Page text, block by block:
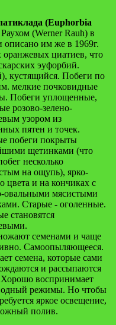
(Euphorbia
(Werner Rauh) в
описано им же в 1969г.
циатиев, что
эуфорбий.
кустящийся. Побеги по
мелкие почковидные
Побеги уплощенные,
розово-зелено-
узором из
пятен и точек.
побеги покрыты
щетинками (что
несколько
на ощупь), ярко-
цвета и на кончиках с
овальными мясистыми
Старые - оголенные.
становятся
семенами и чаще
Самоопыляющееся.
семена, которые сами
и рассыпаются
Хорошо воспринимает
режимы. Но чтобы
яркое освещение,
полив.